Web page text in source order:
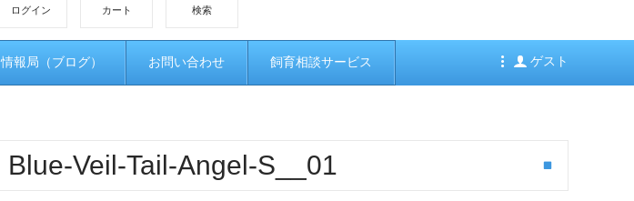
ログイン カート 検索
ゲスト
情報局（ブログ） お問い合わせ 飼育相談サービス
Blue-Veil-Tail-Angel-S__01